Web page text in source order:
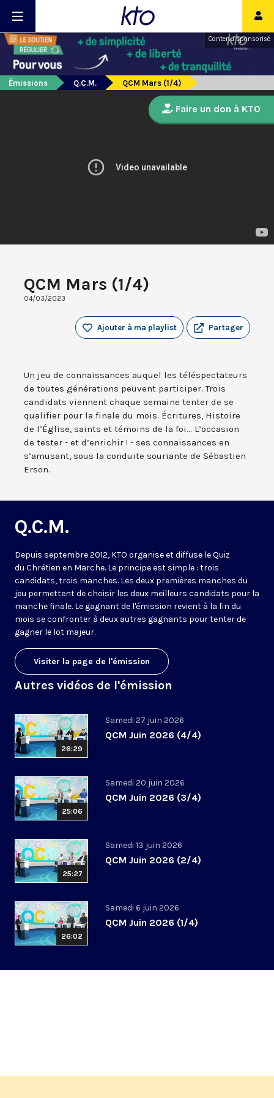
Contenu sponsorisé
Émissions Q.C.M. QCM Mars (1/4)
QCM Mars (1/4)
04/03/2023
Partager
Ajouter à ma playlist
Un jeu de connaissances auquel les téléspectateurs
de toutes générations peuvent participer. Trois
candidats viennent chaque semaine tenter de se
qualifier pour la finale du mois. Écritures, Histoire
de l’Église, saints et témoins de la foi... L’occasion
de tester - et d’enrichir ! - ses connaissances en
s’amusant, sous la conduite souriante de Sébastien
Erson.
Q.C.M.
Depuis septembre 2012, KTO organise et diffuse le Quiz
du Chrétien en Marche. Le principe est simple : trois
candidats, trois manches. Les deux premières manches du
jeu permettent de choisir les deux meilleurs candidats pour la
manche finale. Le gagnant de l'émission revient à la fin du
mois se confronter à deux autres gagnants pour tenter de
gagner le lot majeur.
Visiter la page de l'émission
Autres vidéos de l'émission
26:29
Samedi 27 juin 2026
QCM Juin 2026 (4/4)
25:06
Samedi 20 juin 2026
QCM Juin 2026 (3/4)
25:27
Samedi 13 juin 2026
QCM Juin 2026 (2/4)
26:02
Samedi 6 juin 2026
QCM Juin 2026 (1/4)
Faire un don à KTO